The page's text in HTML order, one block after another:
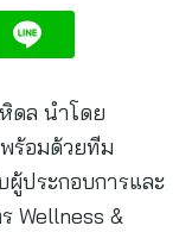
ดล นำโดย
ร้อมด้วยทีม
ประกอบการและ
Wellness &